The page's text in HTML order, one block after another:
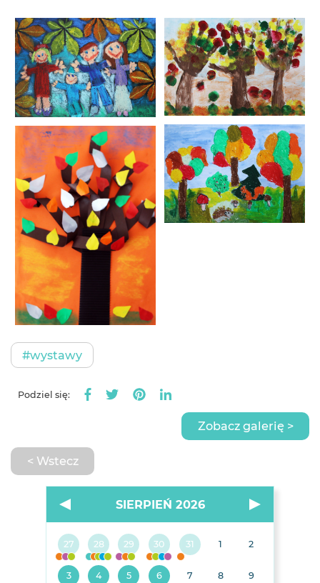
#wystawy
Podziel się:
< Wstecz
Zobacz galerię >
SIERPIEŃ 2026
27 28 29 30 31 1 2
3 4 5 6 7 8 9